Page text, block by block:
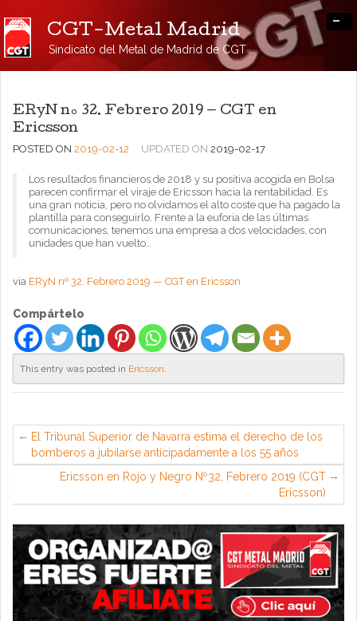
CGT-Metal Madrid
Sindicato del Metal de Madrid de CGT
-
ERyN nº 32. Febrero 2019 — CGT en
Ericsson
POSTED ON 2019-02-12 UPDATED ON 2019-02-17
Los resultados financieros de 2018 y su positiva acogida en Bolsa
parecen confirmar el viraje de Ericsson hacia la rentabilidad. Es
una gran noticia, pero no olvidamos el alto coste que ha pagado la
plantilla para conseguirlo. Frente a la euforia de las últimas
comunicaciones, tenemos una empresa a dos velocidades, con
unidades que han vuelto…
via ERyN nº 32. Febrero 2019 — CGT en Ericsson
Compártelo
This entry was posted in Ericsson.
El Tribunal Superior de Navarra estima el derecho de los
bomberos a jubilarse anticipadamente a los 55 años
Ericsson en Rojo y Negro Nº32, Febrero 2019 (CGT
Ericsson)